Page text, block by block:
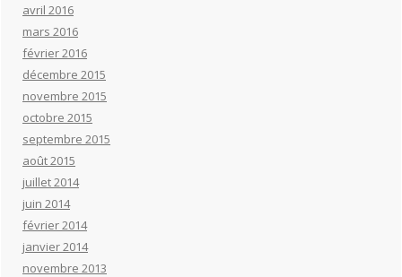
avril 2016
mars 2016
février 2016
décembre 2015
novembre 2015
octobre 2015
septembre 2015
août 2015
juillet 2014
juin 2014
février 2014
janvier 2014
novembre 2013